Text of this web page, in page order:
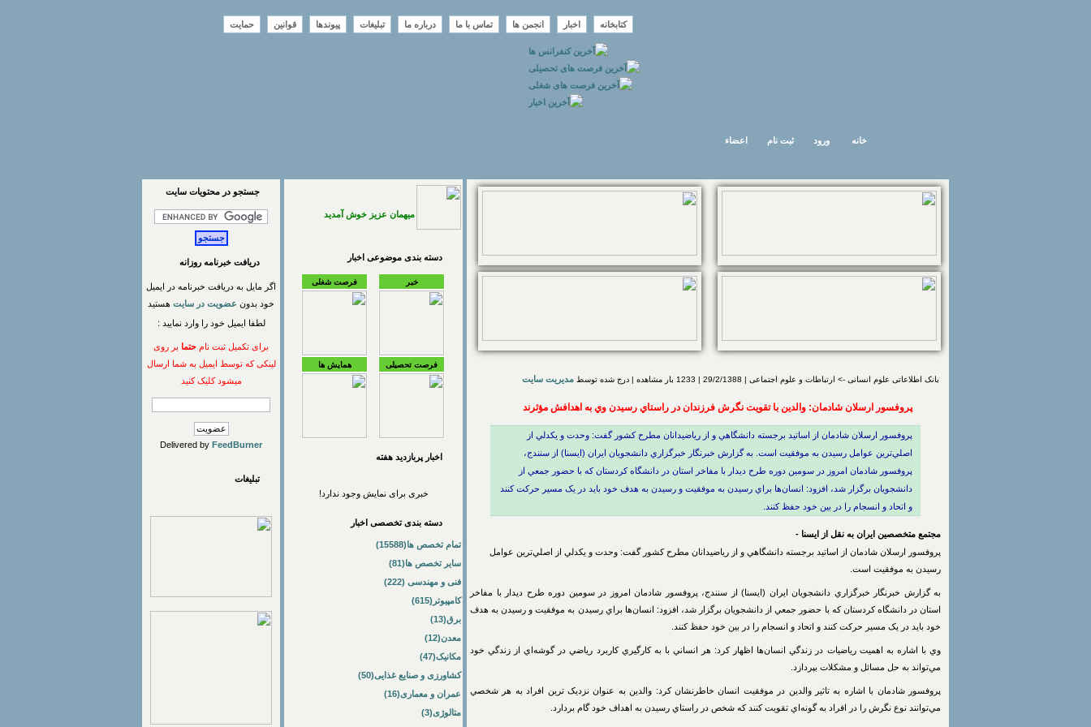
کتابخانه اخبار انجمن ها تماس با ما درباره ما تبلیغات پیوندها قوانین حمایت
اعضاء ثبت نام ورود خانه
بانک اطلاعاتی علوم انسانی -> ارتباطات و علوم اجتماعی | 29/2/1388 | 1233 بار مشاهده | درج شده توسط مدیریت سایت
پروفسور ارسلان شادمان: والدين با تقويت نگرش فرزندان در راستاي رسيدن وي به اهدافش مؤثرند
پروفسور ارسلان شادمان از اساتيد برجسته دانشگاهي و از رياضيدانان مطرح کشور گفت: وحدت و يکدلي از
اصلي‌ترين عوامل رسيدن به موفقيت است. به گزارش خبرنگار خبرگزاري دانشجويان ايران (ايسنا) از سنندج،
پروفسور شادمان امروز در سومين دوره طرح ديدار با مفاخر استان در دانشگاه کردستان که با حضور جمعي از
دانشجويان برگزار شد، افزود: انسان‌ها براي رسيدن به موفقيت و رسيدن به هدف خود بايد در يک مسير حرکت کنند
و اتحاد و انسجام را در بين خود حفظ کنند.
مجتمع متخصصین ایران به نقل از ایسنا -
پروفسور ارسلان شادمان از اساتيد برجسته دانشگاهي و از رياضيدانان مطرح کشور گفت: وحدت و يکدلي از اصلي‌ترين عوامل
رسيدن به موفقيت است.
به گزارش خبرنگار خبرگزاري دانشجويان ايران (ايسنا) از سنندج، پروفسور شادمان امروز در سومين دوره طرح ديدار با مفاخر
استان در دانشگاه کردستان که با حضور جمعي از دانشجويان برگزار شد، افزود: انسان‌ها براي رسيدن به موفقيت و رسيدن به هدف
خود بايد در يک مسير حرکت کنند و اتحاد و انسجام را در بين خود حفظ کنند.
وي با اشاره به اهميت رياضيات در زندگي انسان‌ها اظهار كرد: هر انساني با به کارگيري کاربرد رياضي در گوشه‌اي از زندگي خود
مي‌تواند به حل مسائل و مشکلات بپردازد.
پروفسور شادمان با اشاره به تاثير والدين در موفقيت انسان خاطرنشان کرد: والدين به عنوان نزديک ترين افراد به هر شخصي
مي‌توانند نوع نگرش را در افراد به گونه‌اي تقويت کنند که شخص در راستاي رسيدن به اهداف خود گام بردارد.
میهمان عزیز خوش آمدید
دسته بندی موضوعی اخبار
خبر فرصت شغلی
فرصت تحصیلی همایش ها
اخبار پربازديد هفته
خبری برای نمایش وجود ندارد!
دسته بندی تخصصی اخبار
تمام تخصص ها(15588)
سایر تخصص ها(81)
فنی و مهندسی (222)
کامپیوتر(615)
برق(13)
معدن(12)
مکانیک(47)
کشاورزی و صنایع غذایی(50)
عمران و معماری(16)
متالوژی(3)
جستجو در محتويات سايت
دریافت خبرنامه روزانه
اگر مایل به دریافت خبرنامه در ایمیل
خود بدون عضویت در سایت هستید
لطفا ایمیل خود را وارد نمایید :
برای تکمیل ثبت نام حتما بر روی
لینکی که توسط ایمیل به شما ارسال
میشود کلیک کنید
Delivered by FeedBurner
تبلیغات